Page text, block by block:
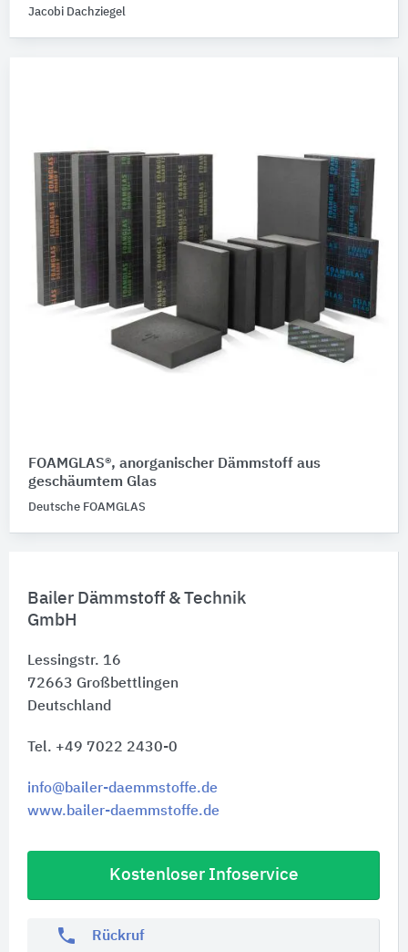
Bailer Dämmstoff & Technik
GmbH
Lessingstr. 16
72663 Großbettlingen
Deutschland
Tel. +49 7022 2430-0
info@bailer-daemmstoffe.de
www.bailer-daemmstoffe.de
Kostenloser Infoservice
phone Rückruf
Jacobi Dachziegel
FOAMGLAS®, anorganischer Dämmstoff aus
geschäumtem Glas
Deutsche FOAMGLAS